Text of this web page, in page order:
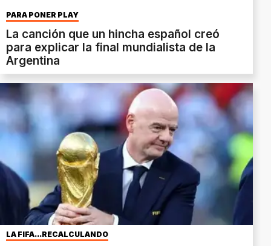
PARA PONER PLAY
La canción que un hincha español creó
para explicar la final mundialista de la
Argentina
LA FIFA...RECALCULANDO